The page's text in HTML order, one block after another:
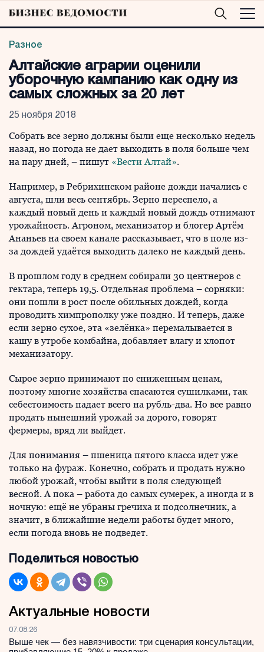
Разное
Алтайские аграрии оценили
уборочную кампанию как одну из
самых сложных за 20 лет
25 ноября 2018
Собрать все зерно должны были еще несколько недель
назад, но погода не дает выходить в поля больше чем
на пару дней, – пишут «Вести Алтай».
Например, в Ребрихинском районе дожди начались с
августа, шли весь сентябрь. Зерно переспело, а
каждый новый день и каждый новый дождь отнимают
урожайность. Агроном, механизатор и блогер Артём
Ананьев на своем канале рассказывает, что в поле из-
за дождей удаётся выходить далеко не каждый день.
В прошлом году в среднем собирали 30 центнеров с
гектара, теперь 19,5. Отдельная проблема – сорняки:
они пошли в рост после обильных дождей, когда
проводить химпрополку уже поздно. И теперь, даже
если зерно сухое, эта «зелёнка» перемалывается в
кашу в утробе комбайна, добавляет влагу и хлопот
механизатору.
Сырое зерно принимают по сниженным ценам,
поэтому многие хозяйства спасаются сушилками, так
себестоимость падает всего на рубль-два. Но все равно
продать нынешний урожай за дорого, говорят
фермеры, вряд ли выйдет.
Для понимания – пшеница пятого класса идет уже
только на фураж. Конечно, собрать и продать нужно
любой урожай, чтобы выйти в поля следующей
весной. А пока – работа до самых сумерек, а иногда и в
ночную: ещё не убраны гречиха и подсолнечник, а
значит, в ближайшие недели работы будет много,
если погода вновь не подведет.
Поделиться новостью
Актуальные новости
07.08.26
Выше чек — без навязчивости: три сценария консультации,